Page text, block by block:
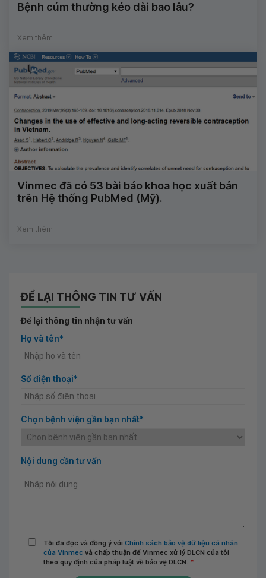
Bệnh cúm thường kéo dài bao lâu?
Xem thêm
Vinmec đã có 53 bài báo khoa học xuất bản
trên Hệ thống PubMed (Mỹ).
Xem thêm
ĐỂ LẠI THÔNG TIN TƯ VẤN
Để lại thông tin nhận tư vấn
Họ và tên*
Số điện thoại*
Chọn bệnh viện gần bạn nhất*
Nội dung cần tư vấn
Tôi đã đọc và đồng ý với Chính sách bảo vệ dữ liệu cá nhân
của Vinmec và chấp thuận để Vinmec xử lý DLCN của tôi
theo quy định của pháp luật về bảo vệ DLCN. *